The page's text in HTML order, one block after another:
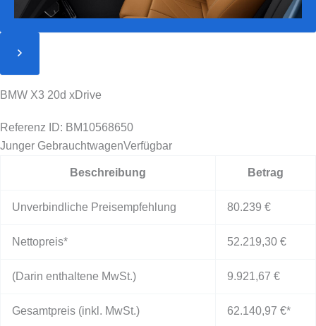
BMW X3 20d xDrive
Referenz ID: BM10568650
Junger GebrauchtwagenVerfügbar
Beschreibung Betrag
Unverbindliche Preisempfehlung 80.239 €
Nettopreis* 52.219,30 €
(Darin enthaltene MwSt.) 9.921,67 €
Gesamtpreis (inkl. MwSt.) 62.140,97 €*